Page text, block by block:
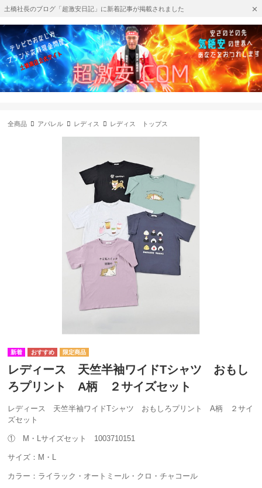
土橋社長のブログ「超激安日記」に新着記事が掲載されました
全商品 アパレル レディス レディス トップス
レディース 天竺半袖ワイドTシャツ おもし
ろプリント A柄 ２サイズセット
レディース 天竺半袖ワイドTシャツ おもしろプリント A柄 ２サイ
ズセット
① M・Lサイズセット 1003710151
サイズ：M・L
カラー：ライラック・オートミール・クロ・チャコール